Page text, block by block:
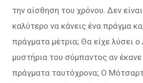
την αίσθηση του χρόνου. Δεν
καλύτερο να κάνεις ένα πράγμα
πράγματα μέτρια; Θα είχε λύσει ο
μυστήρια του σύμπαντος αν
πράγματα ταυτόχρονα; Ο